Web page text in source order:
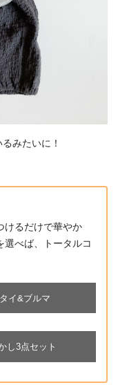
みたいに！
けるだけで華やか
選べば、トータルコ
イ&ブルマ
し3点セット